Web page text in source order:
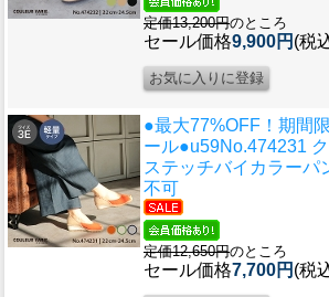
定価13,200円のところ
セール価格9,900円 (税
●最大77%OFF！期間
ール●u59No.474231
ステッチバイカラー
不可
定価12,650円のところ
セール価格7,700円 (税